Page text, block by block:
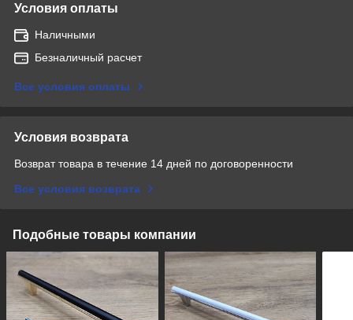
Условия оплаты
Наличными
Безналичный расчет
Все условия оплаты
Условия возврата
Возврат товара в течение 14 дней по договоренности
Все условия возврата
Подобные товары компании